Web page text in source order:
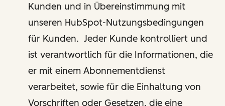
Kunden und in Übereinstimmung mit
unseren HubSpot-Nutzungsbedingungen
für Kunden. Jeder Kunde kontrolliert und
ist verantwortlich für die Informationen, die
er mit einem Abonnementdienst
verarbeitet, sowie für die Einhaltung von
Vorschriften oder Gesetzen, die eine